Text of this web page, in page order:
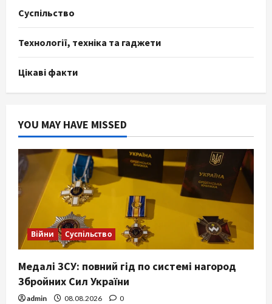
Суспільство
Технології, техніка та гаджети
Цікаві факти
YOU MAY HAVE MISSED
Війни Суспільство
Медалі ЗСУ: повний гід по системі нагород
Збройних Сил України
admin 08.08.2026 0